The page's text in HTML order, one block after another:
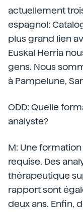
actuellement
espagnol:
plus grand lien
Euskal Herria
gens. Nous
à Pampelune,
ODD: Quelle
analyste?
M: Une
requise. Des
thérapeutique
rapport sont
deux ans. Enfin,